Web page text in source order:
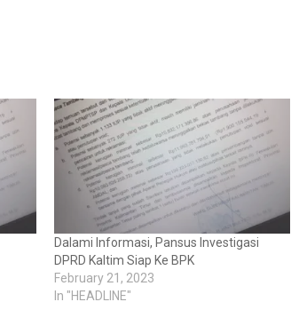
Dalami Informasi, Pansus Investigasi
DPRD Kaltim Siap Ke BPK
February 21, 2023
In "HEADLINE"